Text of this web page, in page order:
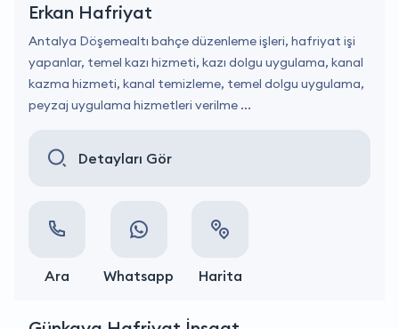
Erkan Hafriyat
Antalya Döşemealtı bahçe düzenleme işleri, hafriyat işi
yapanlar, temel kazı hizmeti, kazı dolgu uygulama, kanal
kazma hizmeti, kanal temizleme, temel dolgu uygulama,
peyzaj uygulama hizmetleri verilme ...
Detayları Gör
Ara Whatsapp Harita